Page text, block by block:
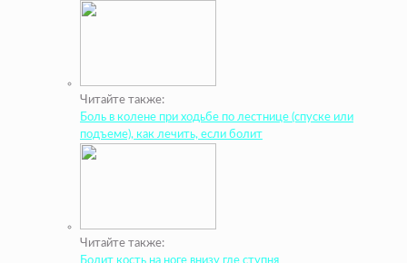
Читайте также:
Боль в колене при ходьбе по лестнице (спуске или
подъеме), как лечить, если болит
Читайте также: